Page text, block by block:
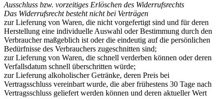
Ausschluss bzw. vorzeitiges Erlöschen des Widerrufsrechts
Das Widerrufsrecht besteht nicht bei Verträgen
zur Lieferung von Waren, die nicht vorgefertigt sind und für deren
Herstellung eine individuelle Auswahl oder Bestimmung durch den
Verbraucher maßgeblich ist oder die eindeutig auf die persönlichen
Bedürfnisse des Verbrauchers zugeschnitten sind;
zur Lieferung von Waren, die schnell verderben können oder deren
Verfallsdatum schnell überschritten würde;
zur Lieferung alkoholischer Getränke, deren Preis bei
Vertragsschluss vereinbart wurde, die aber frühestens 30 Tage nach
Vertragsschluss geliefert werden können und deren aktueller Wert